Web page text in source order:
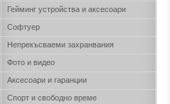
Гейминг устройства и аксесоари
Софтуер
Непрекъсваеми захранвания
Фото и видео
Аксесоари и гаранции
Спорт и свободно време